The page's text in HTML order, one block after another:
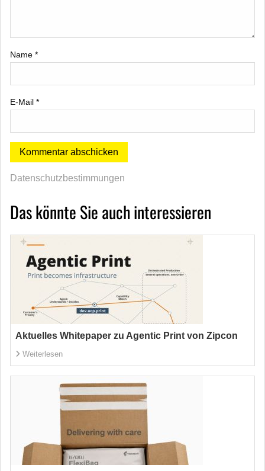
Name *
E-Mail *
Datenschutzbestimmungen
Das könnte Sie auch interessieren
Aktuelles Whitepaper zu Agentic Print von Zipcon
Weiterlesen